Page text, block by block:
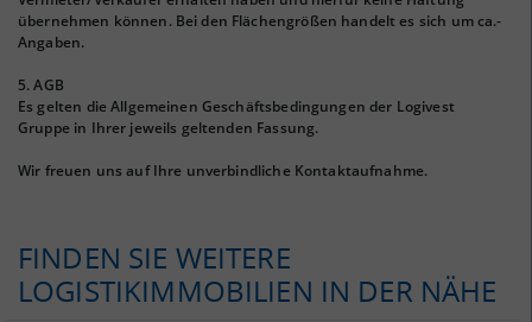
übernehmen können. Bei den Flächengrößen handelt es sich um ca.-
Angaben.
5. AGB
Es gelten die Allgemeinen Geschäftsbedingungen der Logivest
Gruppe in Ihrer jeweils geltenden Fassung.
Wir freuen uns auf Ihre unverbindliche Kontaktaufnahme.
FINDEN SIE WEITERE
LOGISTIKIMMOBILIEN IN DER NÄHE